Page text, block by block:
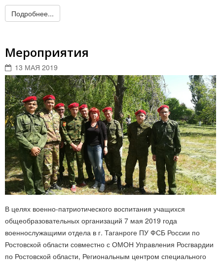
Подробнее...
Мероприятия
13 МАЯ 2019
В целях военно-патриотического воспитания учащихся
общеобразовательных организаций 7 мая 2019 года
военнослужащими отдела в г. Таганроге ПУ ФСБ России по
Ростовской области совместно с ОМОН Управления Росгвардии
по Ростовской области, Региональным центром специального